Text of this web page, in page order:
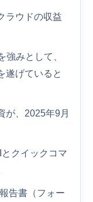
ラウドの収益
強みとして、
遂げていると
が、2025年9月
クイックコマ
告書（フォー